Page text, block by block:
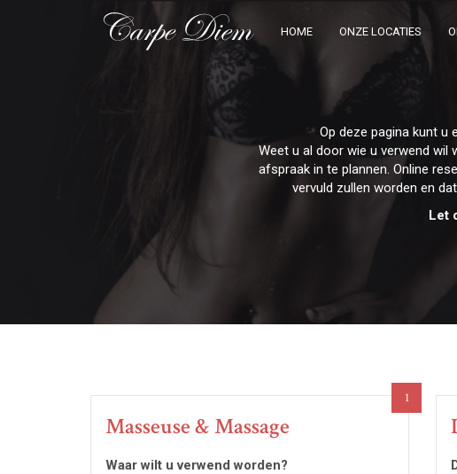
Op deze pagina kunt
Weet u al door wie u verwend wil
afspraak in te plannen. Online
vervuld zullen worden en
Let
1
Masseuse & Massage
Waar wilt u verwend worden?
HOME ONZE LOCATIES